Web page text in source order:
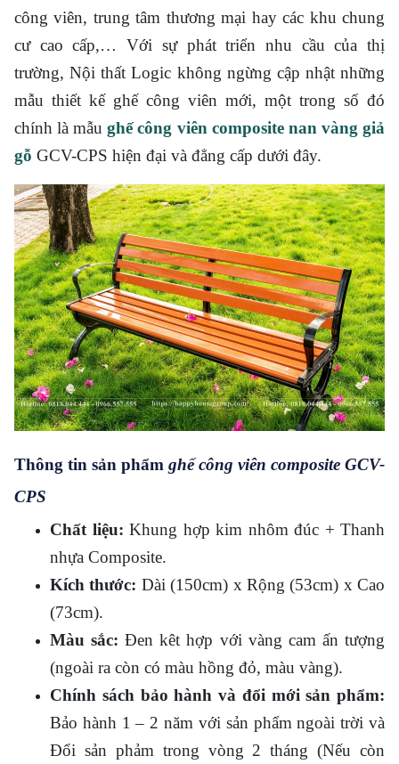
công viên, trung tâm thương mại hay các khu chung
cư cao cấp,… Với sự phát triển nhu cầu của thị
trường, Nội thất Logic không ngừng cập nhật những
mẫu thiết kế ghế công viên mới, một trong số đó
chính là mẫughế công viên composite nan vàng giả
gỗ GCV-CPS hiện đại và đẳng cấp dưới đây.
Thông tin sản phẩm ghế công viên composite GCV-
CPS
Chất liệu: Khung hợp kim nhôm đúc + Thanh
nhựa Composite.
Kích thước: Dài (150cm) x Rộng (53cm) x Cao
(73cm).
Màu sắc:Đen kêt hợp với vàng cam ấn tượng
(ngoài ra còn có màu hồng đỏ, màu vàng).
Chính sách bảo hành và đổi mới sản phẩm:
Bảo hành 1 – 2 năm với sản phẩm ngoài trời và
Đổi sản phảm trong vòng 2 tháng (Nếu còn